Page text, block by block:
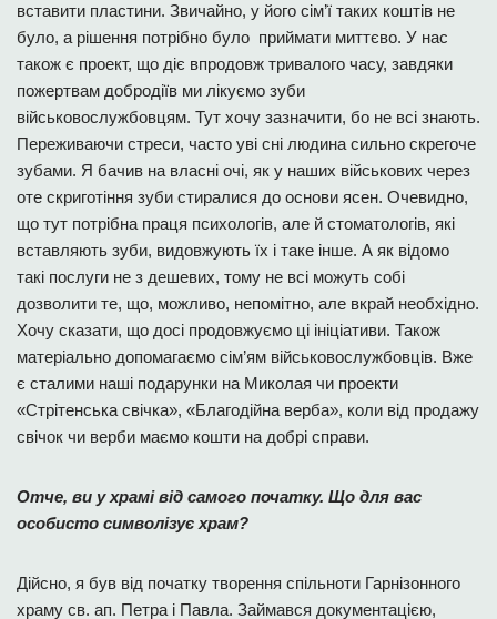
вставити пластини. Звичайно, у його сім’ї таких коштів не
було, а рішення потрібно було приймати миттєво. У нас
також є проект, що діє впродовж тривалого часу, завдяки
пожертвам добродіїв ми лікуємо зуби
військовослужбовцям. Тут хочу зазначити, бо не всі знають.
Переживаючи стреси, часто уві сні людина сильно скрегоче
зубами. Я бачив на власні очі, як у наших військових через
оте скриготіння зуби стиралися до основи ясен. Очевидно,
що тут потрібна праця психологів, але й стоматологів, які
вставляють зуби, видовжують їх і таке інше. А як відомо
такі послуги не з дешевих, тому не всі можуть собі
дозволити те, що, можливо, непомітно, але вкрай необхідно.
Хочу сказати, що досі продовжуємо ці ініціативи. Також
матеріально допомагаємо сім’ям військовослужбовців. Вже
є сталими наші подарунки на Миколая чи проекти
«Стрітенська свічка», «Благодійна верба», коли від продажу
свічок чи верби маємо кошти на добрі справи.
Отче, ви у храмі від самого початку. Що для вас
особисто символізує храм?
Дійсно, я був від початку творення спільноти Гарнізонного
храму св. ап. Петра і Павла. Займався документацією,